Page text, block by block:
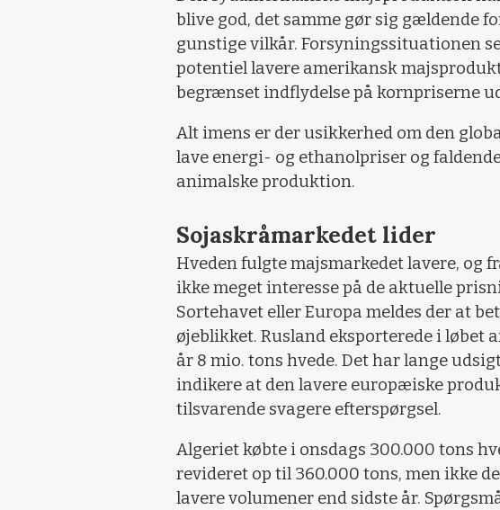
blive god, det samme gør sig gældende
gunstige vilkår. Forsyningssituationen
potentiel lavere amerikansk
begrænset indflydelse på kornpriserne
Alt imens er der usikkerhed om den
lave energi- og ethanolpriser og
animalske produktion.
Sojaskråmarkedet lider
Hveden fulgte majsmarkedet lavere, og
ikke meget interesse på de aktuelle
Sortehavet eller Europa meldes der at
øjeblikket. Rusland eksporterede i løbet
år 8 mio. tons hvede. Det har lange
indikere at den lavere europæiske
tilsvarende svagere efterspørgsel.
Algeriet købte i onsdags 300.000 tons
revideret op til 360.000 tons, men ikke
lavere volumener end sidste år.